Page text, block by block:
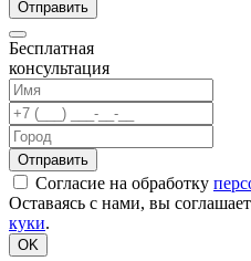
Бесплатная
консультация
Согласие на обработку
Оставаясь с нами, вы
куки.
OK